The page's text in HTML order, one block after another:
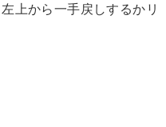
上から一手戻しするかリ